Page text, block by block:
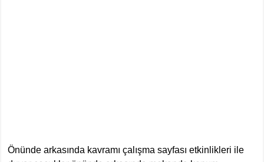
Önünde arkasında kavramı çalışma sayfası etkinlikleri ile